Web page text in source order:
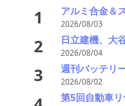
1 2026/08/03
2 2026/08/04
3 2026/08/02